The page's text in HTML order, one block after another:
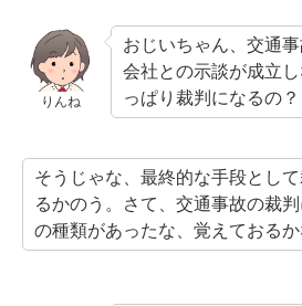
りんね
おじいちゃん、交通
会社との示談が成立
っぱり裁判になるの？
そうじゃな、最終的な手段とし
るかのう。さて、交通事故の裁
の種類があったな、覚えておるか